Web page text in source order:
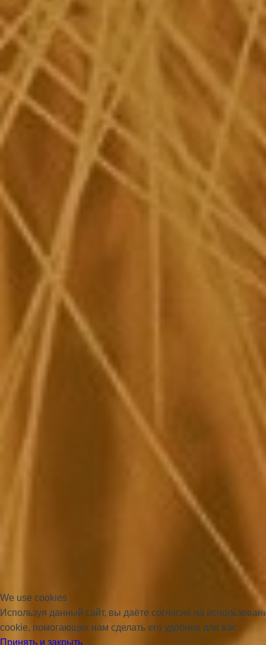
We use cookies
Используя данный сайт, вы даёте согласие на
cookie, помогающих нам сделать его удобнее для вас.
Принять и закрыть